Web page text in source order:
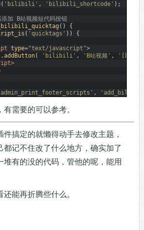
( 'bilibili' , 'bilibili_shortcode' ) ;
加 B站视频短代码按钮
( )
{
( 'quicktags' ) )
{
type="text/javascript">
.addButton( 'bilibili' , 'B站视频' ,
,
需要的可以参考。
件搞定的就懒得动手去修改主题，
都记不住改了什么地方，确实加了
堆有的没的代码，管他的呢，能用
能再折腾些什么。